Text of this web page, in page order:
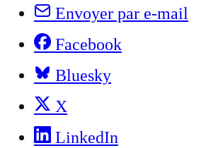
Envoyer par e-mail
Facebook
Bluesky
X
LinkedIn